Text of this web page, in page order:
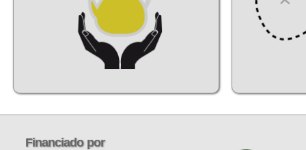
Financiadopor